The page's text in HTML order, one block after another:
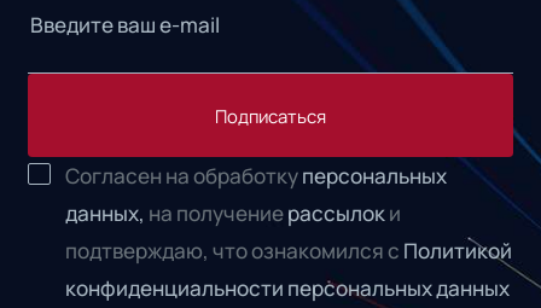
Подписаться
Согласен на обработкуперсональных
данных, на получениерассылоки
подтверждаю, что ознакомился с Политикой
конфиденциальности персональных данных